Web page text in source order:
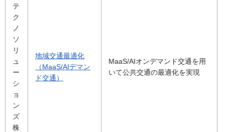
テ
ク
ノ
ソ
リ
ュ
ー
シ
ョ
ン
ズ
株
地域交通最適化
（MaaS/AIデマン
ド交通）
MaaS/AIオンデマンド交通を用
いて公共交通の最適化を実現